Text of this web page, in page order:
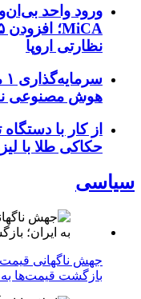
ورود واحد
نظارتی اروپا
هوش مصنوعی
از کار با
حکاکی طلا با
سیاسی
جهش ناگهانی قیمت
بازگشت قیمت‌ها